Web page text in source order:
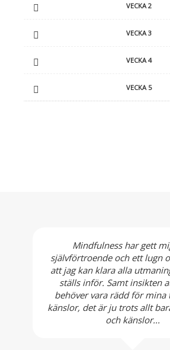
VECKA 2
VECKA 3
VECKA 4
VECKA 5
Mindfulness har gett
självförtroende och ett lugn
att jag kan klara alla
ställs inför. Samt insikten
behöver vara rädd för mina
känslor, det är ju trots allt
och känslor...